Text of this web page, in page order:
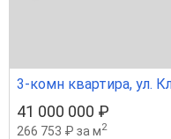
3-комн квартира, ул.
41 000 000 ₽
266 753 ₽ за м2